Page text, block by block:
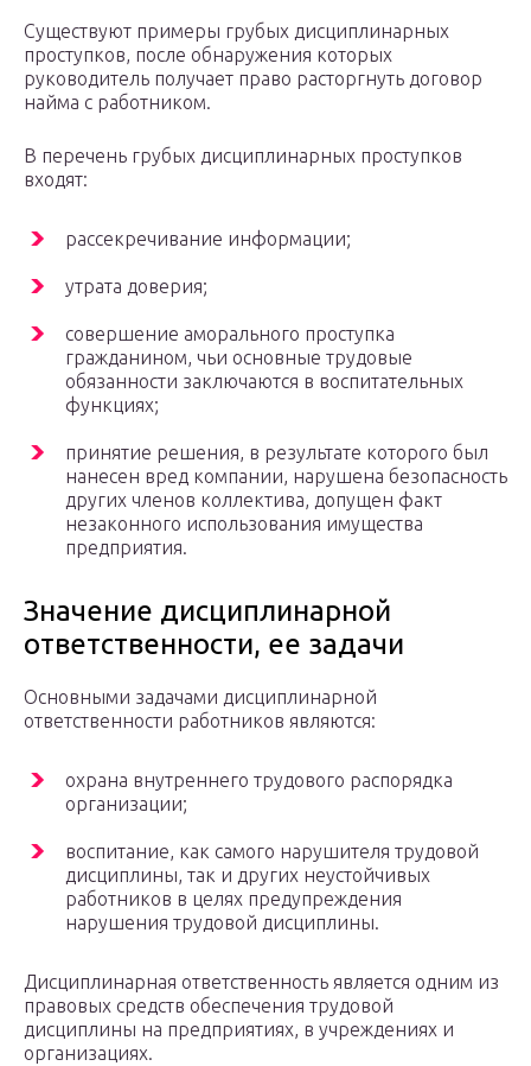
Существуют примеры грубых дисциплинарных
проступков, после обнаружения которых
руководитель получает право расторгнуть договор
найма с работником.
В перечень грубых дисциплинарных проступков
входят:
рассекречивание информации;
утрата доверия;
совершение аморального проступка
гражданином, чьи основные трудовые
обязанности заключаются в воспитательных
функциях;
принятие решения, в результате которого был
нанесен вред компании, нарушена безопасность
других членов коллектива, допущен факт
незаконного использования имущества
предприятия.
Значение дисциплинарной
ответственности, ее задачи
Основными задачами дисциплинарной
ответственности работников являются:
охрана внутреннего трудового распорядка
организации;
воспитание, как самого нарушителя трудовой
дисциплины, так и других неустойчивых
работников в целях предупреждения
нарушения трудовой дисциплины.
Дисциплинарная ответственность является одним из
правовых средств обеспечения трудовой
дисциплины на предприятиях, в учреждениях и
организациях.